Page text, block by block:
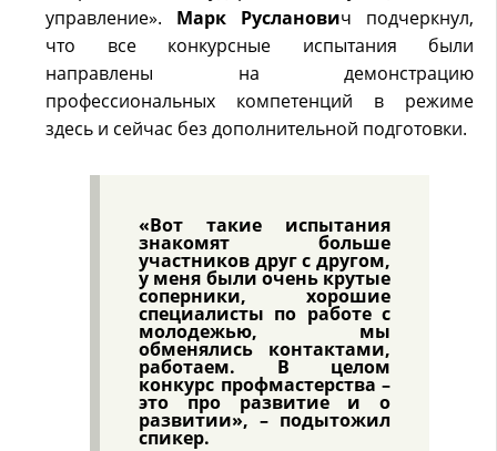
управление». Марк Русланович подчеркнул,
что все конкурсные испытания были
направлены на демонстрацию
профессиональных компетенций в режиме
здесь и сейчас без дополнительной подготовки.
«Вот такие испытания
знакомят больше
участников друг с другом,
у меня были очень крутые
соперники, хорошие
специалисты по работе с
молодежью, мы
обменялись контактами,
работаем. В целом
конкурс профмастерства –
это про развитие и о
развитии», – подытожил
спикер.